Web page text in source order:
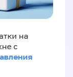
на
с